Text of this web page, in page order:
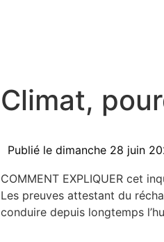
Climat,
Publié le dimanche 28 juin
COMMENT EXPLIQUER cet
Les preuves attes­tant du
conduire depuis long­temps